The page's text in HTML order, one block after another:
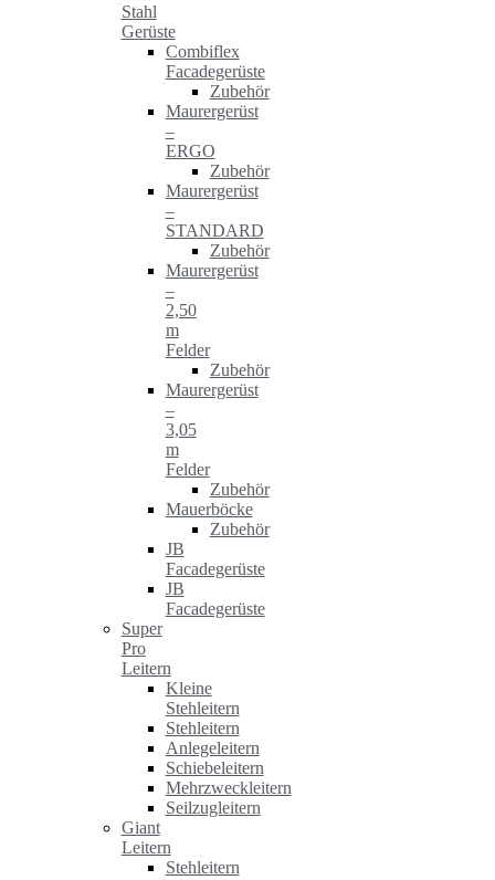
Stahl
Gerüste
Combiflex
Facadegerüste
Zubehör
Maurergerüst
–
ERGO
Zubehör
Maurergerüst
–
STANDARD
Zubehör
Maurergerüst
–
2,50
m
Felder
Zubehör
Maurergerüst
–
3,05
m
Felder
Zubehör
Mauerböcke
Zubehör
JB
Facadegerüste
JB
Facadegerüste
Super
Pro
Leitern
Kleine
Stehleitern
Stehleitern
Anlegeleitern
Schiebeleitern
Mehrzweckleitern
Seilzugleitern
Giant
Leitern
Stehleitern